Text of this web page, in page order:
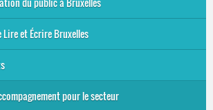
?
nous ?
?
Lire et Écrire Bruxelles
TIC pour le secteur